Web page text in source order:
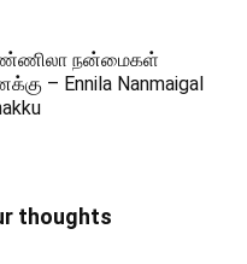
நன்மைகள்
– Ennila Nanmaigal
thoughts